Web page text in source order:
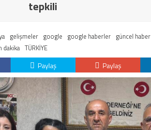
tepkili
gelişmeler google google haberler güncel haber
dakika TÜRKİYE
Paylaş Paylaş